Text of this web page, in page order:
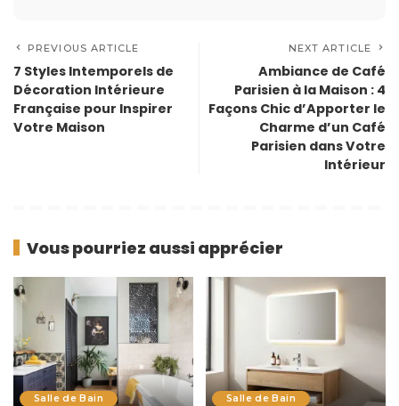
PREVIOUS ARTICLE
7 Styles Intemporels de
Décoration Intérieure
Française pour Inspirer
Votre Maison
NEXT ARTICLE
Ambiance de Café
Parisien à la Maison : 4
Façons Chic d’Apporter le
Charme d’un Café
Parisien dans Votre
Intérieur
Vous pourriez aussi apprécier
Salle de Bain Salle de Bain